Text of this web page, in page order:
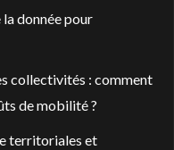
donnée pour
collectivités : comment
de mobilité ?
territoriales et